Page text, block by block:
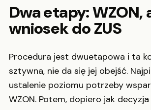
Dwa etapy: WZON,
wniosek do ZUS
Procedura jest dwuetapowa i ta
sztywna, nie da się jej obejść.
ustalenie poziomu potrzeby
WZON. Potem, dopiero jak